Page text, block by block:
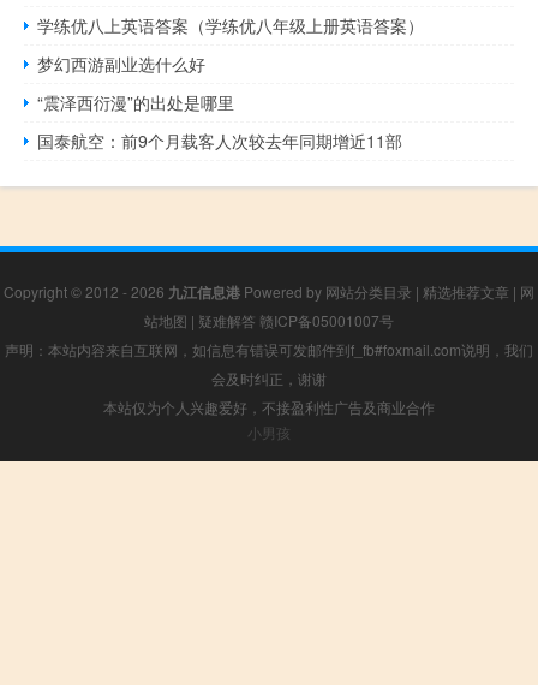
学练优八上英语答案（学练优八年级上册英语答案）
梦幻西游副业选什么好
“震泽西衍漫”的出处是哪里
国泰航空：前9个月载客人次较去年同期增近11部
Copyright © 2012 - 2026 九江信息港 Powered by 网站分类目录 | 精选推荐文章 | 网
站地图 | 疑难解答 赣ICP备05001007号
声明：本站内容来自互联网，如信息有错误可发邮件到f_fb#foxmail.com说明，我们
会及时纠正，谢谢
本站仅为个人兴趣爱好，不接盈利性广告及商业合作
小男孩